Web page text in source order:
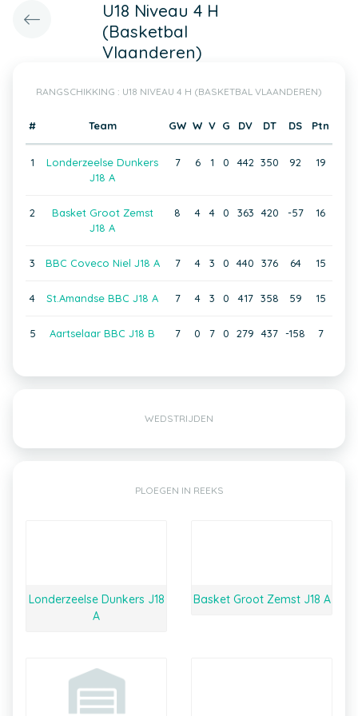
U18 Niveau 4 H
(Basketbal
Vlaanderen)
RANGSCHIKKING : U18 NIVEAU 4 H (BASKETBAL VLAANDEREN)
# Team GW W V G DV DT DS Ptn
1
Londerzeelse Dunkers
J18 A
7 6 1 0 442 350 92 19
2
Basket Groot Zemst
J18 A
8 4 4 0 363 420 -57 16
3 BBC Coveco Niel J18 A 7 4 3 0 440 376 64 15
4 St.Amandse BBC J18 A 7 4 3 0 417 358 59 15
5 Aartselaar BBC J18 B 7 0 7 0 279 437 -158 7
WEDSTRIJDEN
PLOEGEN IN REEKS
Londerzeelse Dunkers J18
A
Basket Groot Zemst J18 A